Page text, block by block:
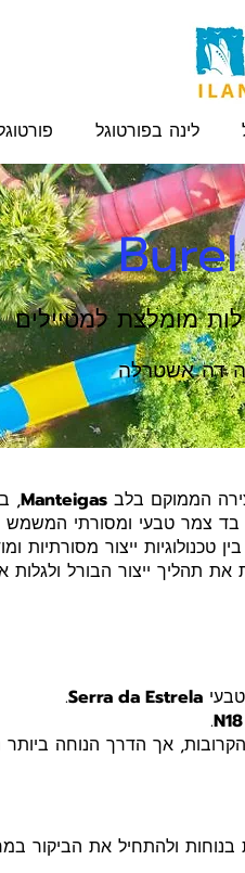
לינה בפורטוגל
מומלצת למטיילים
דה אשטרלה
הממוקם בלב Manteigas
,
- בד צמר טבעי ומסורתי
ייצור מסורתיות
תהליך ייצור הבורל ולגלות
Serra da Estrela
.
N18
.
אך הדרך הנוחה ביותר
ולהתחיל את הביקור